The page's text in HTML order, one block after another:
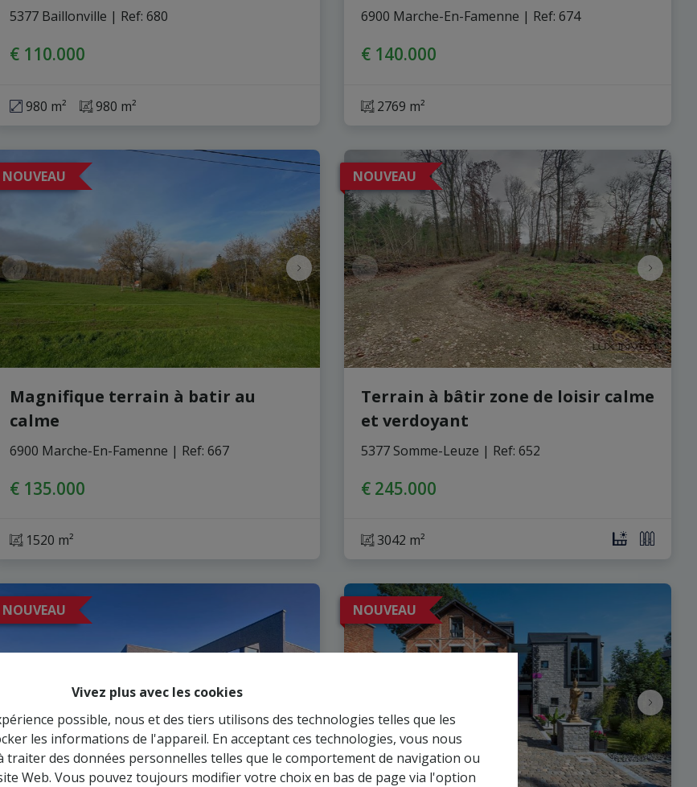
Vivez plus avec les cookies
possible, nous et des tiers utilisons des technologies telles que les
les informations de l'appareil. En acceptant ces technologies, vous nous
traiter des données personnelles telles que le comportement de navigation ou
Web. Vous pouvez toujours modifier votre choix en bas de page via l'option
5377 Baillonville | Ref: 680
€ 110.000
980 m² 980 m²
6900 Marche-En-Famenne | Ref: 674
€ 140.000
2769 m²
NOUVEAU
Magnifique terrain à batir au
calme
6900 Marche-En-Famenne | Ref: 667
€ 135.000
1520 m²
NOUVEAU
Terrain à bâtir zone de loisir calme
et verdoyant
5377 Somme-Leuze | Ref: 652
€ 245.000
3042 m²
NOUVEAU NOUVEAU